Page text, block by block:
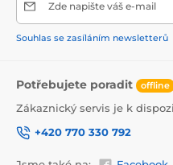
Vozidlo je určeno pro
jecertifikována CEa
Zde napište váš e-mail
Souhlas se zasíláním newsletterů
Potřebujete poradit offline
Zákaznický servis je k
+420 770 330 792